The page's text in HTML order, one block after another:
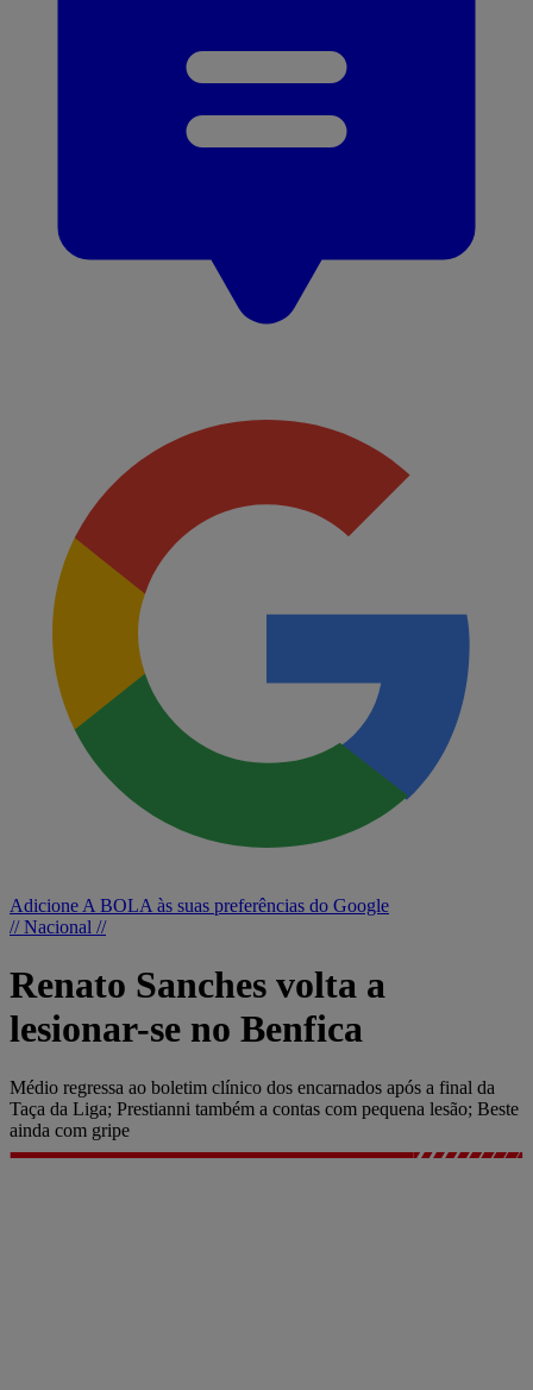
Adicione A BOLA às suas preferências do Google
// Nacional //
Renato Sanches volta a
lesionar-se no Benfica
Médio regressa ao boletim clínico dos encarnados após a final da
Taça da Liga; Prestianni também a contas com pequena lesão; Beste
ainda com gripe